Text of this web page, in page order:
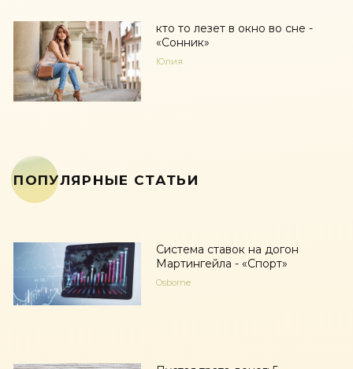
кто то лезет в окно во сне -
«Сонник»
Юлия
ПОПУЛЯРНЫЕ СТАТЬИ
Система ставок на догон
Мартингейла - «Спорт»
Osborne